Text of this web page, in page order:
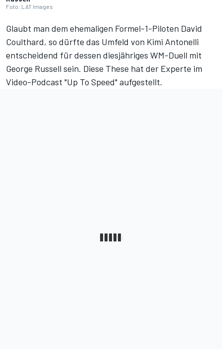
Foto: LAT Images
Glaubt man dem ehemaligen Formel-1-Piloten David
Coulthard, so dürfte das Umfeld von Kimi Antonelli
entscheidend für dessen diesjähriges WM-Duell mit
George Russell sein. Diese These hat der Experte im
Video-Podcast "Up To Speed" aufgestellt.